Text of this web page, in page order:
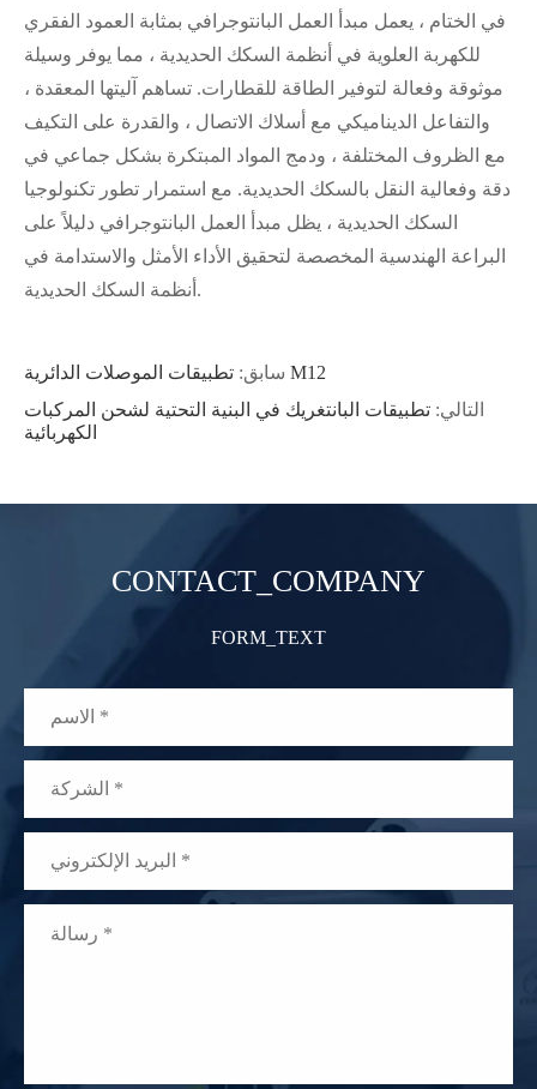
في الختام ، يعمل مبدأ العمل البانتوجرافي بمثابة العمود الفقري
للكهربة العلوية في أنظمة السكك الحديدية ، مما يوفر وسيلة
موثوقة وفعالة لتوفير الطاقة للقطارات. تساهم آليتها المعقدة ،
والتفاعل الديناميكي مع أسلاك الاتصال ، والقدرة على التكيف
مع الظروف المختلفة ، ودمج المواد المبتكرة بشكل جماعي في
دقة وفعالية النقل بالسكك الحديدية. مع استمرار تطور تكنولوجيا
السكك الحديدية ، يظل مبدأ العمل البانتوجرافي دليلاً على
البراعة الهندسية المخصصة لتحقيق الأداء الأمثل والاستدامة في
أنظمة السكك الحديدية.
سابق: تطبيقات الموصلات الدائرية M12
التالي: تطبيقات البانتغريك في البنية التحتية لشحن المركبات
الكهربائية
CONTACT_COMPANY
FORM_TEXT